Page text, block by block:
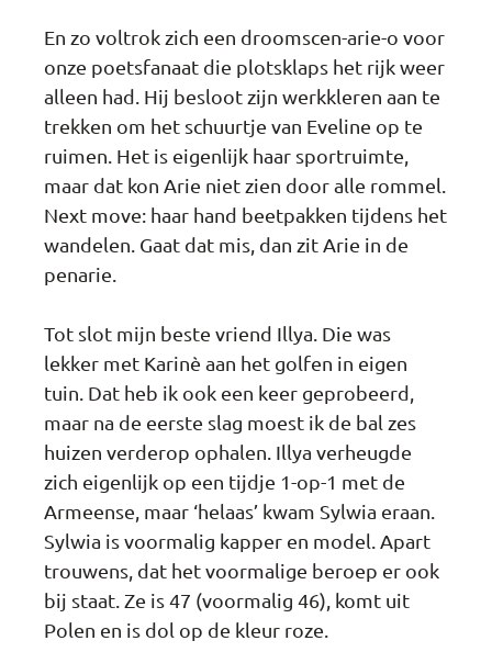
En zo voltrok zich een droomscen-arie-o voor
onze poetsfanaat die plotsklaps het rijk weer
alleen had. Hij besloot zijn werkkleren aan te
trekken om het schuurtje van Eveline op te
ruimen. Het is eigenlijk haar sportruimte,
maar dat kon Arie niet zien door alle rommel.
Next move: haar hand beetpakken tijdens het
wandelen. Gaat dat mis, dan zit Arie in de
penarie.
Tot slot mijn beste vriend Illya. Die was
lekker met Karinè aan het golfen in eigen
tuin. Dat heb ik ook een keer geprobeerd,
maar na de eerste slag moest ik de bal zes
huizen verderop ophalen. Illya verheugde
zich eigenlijk op een tijdje 1-op-1 met de
Armeense, maar ‘helaas’ kwam Sylwia eraan.
Sylwia is voormalig kapper en model. Apart
trouwens, dat het voormalige beroep er ook
bij staat. Ze is 47 (voormalig 46), komt uit
Polen en is dol op de kleur roze.